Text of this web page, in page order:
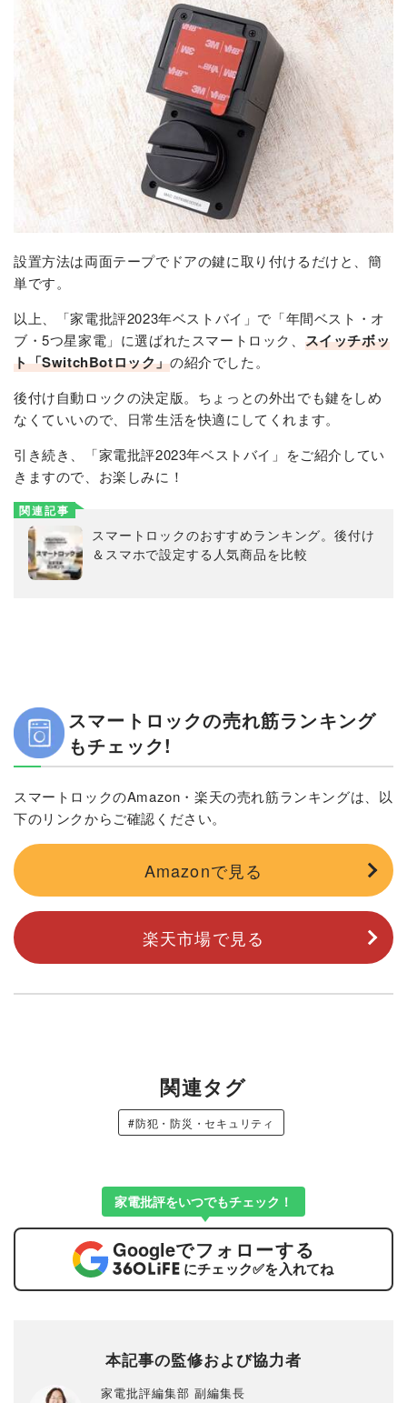
設置方法は両面テープでドアの鍵に取り付けるだけと、簡
単です。
以上、「家電批評2023年ベストバイ」で「年間ベスト・オ
ブ・5つ星家電」に選ばれたスマートロック、 スイッチボッ
ト「SwitchBotロック」の紹介でした。
後付け自動ロックの決定版。ちょっとの外出でも鍵をしめ
なくていいので、日常生活を快適にしてくれます。
引き続き、「家電批評2023年ベストバイ」をご紹介してい
きますので、お楽しみに！
関連記事
スマートロックのおすすめランキング。後付け
＆スマホで設定する人気商品を比較
スマートロックの売れ筋ランキング
もチェック!
スマートロックのAmazon・楽天の売れ筋ランキングは、以
下のリンクからご確認ください。
Amazonで見る
楽天市場で見る
関連タグ
#防犯・防災・セキュリティ
家電批評をいつでもチェック！
Googleでフォローする
にチェック✅を入れてね
本記事の監修および協力者
家電批評編集部 副編集長